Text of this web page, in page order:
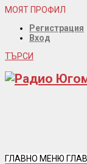
МОЯТ ПРОФИЛ
Регистрация
Вход
ТЪРСИ
ГЛАВНО МЕНЮ